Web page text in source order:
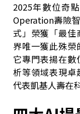
2025年數位奇
Operation壽險
式」榮獲「最
界唯一獲此殊
它專門表揚在
析等領域表現卓
代表凱基人壽在